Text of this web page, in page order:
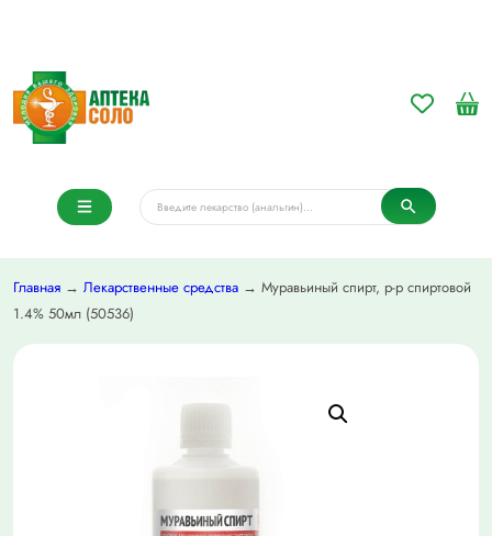
Главная → Лекарственные средства → Муравьиный спирт, р-р спиртовой
1.4% 50мл (50536)